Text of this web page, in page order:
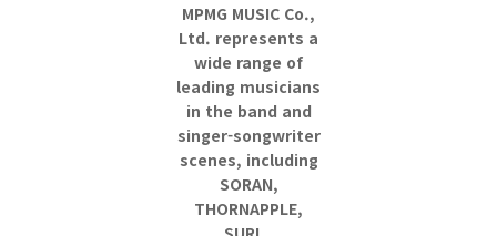
MPMG MUSIC Co.,
Ltd. represents a
wide range of
leading musicians
in the band and
singer-songwriter
scenes, including
SORAN,
THORNAPPLE,